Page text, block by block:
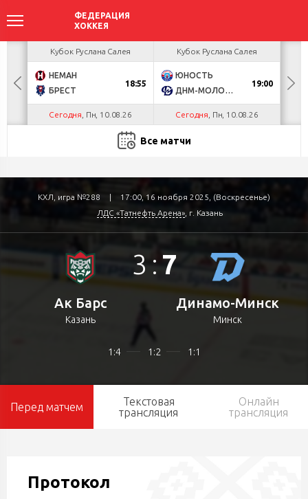
Кубок Руслана Салея
НЕМАН
БРЕСТ
18:55
Сегодня , Пн, 10.08.26
Кубок Руслана Салея
ЮНОСТЬ
ДНМ-МОЛОДЕЧНО
19:00
Сегодня , Пн, 10.08.26
Все матчи
КХЛ, игра №288 |
17:00, 16 ноября 2025, (Воскресенье)
ЛДС «Татнефть Арена», г. Казань
Ак Барс
Казань
3 :7
1:4 1:2 1:1
Динамо-Минск
Минск
Перед матчем
Текстовая
трансляция
Онлайн
трансляция
Протокол